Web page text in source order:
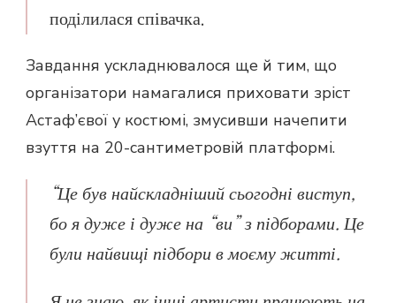
поділилася співачка.
Завдання ускладнювалося ще й тим, що
організатори намагалися приховати зріст
Астаф’євої у костюмі, змусивши начепити
взуття на 20-сантиметровій платформі.
“Це був найскладніший сьогодні виступ,
бо я дуже і дуже на “ви” з підборами. Це
були найвищі підбори в моєму житті.